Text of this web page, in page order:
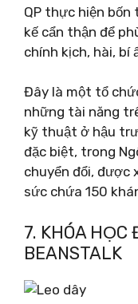
QP thực hiện
kế cẩn thận để
chính kịch, hài, bí
Đây là một tổ
những tài năng
kỹ thuật ở hậu
đặc biệt, trong
chuyển đổi, được
sức chứa 150
7. KHÓA HỌC
BEANSTALK